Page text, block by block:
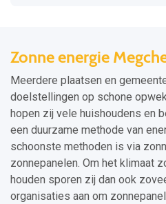
Zonne energie
Meerdere plaatsen en
doelstellingen op schone
hopen zij vele huishoudens en
een duurzame methode van
schoonste methoden is via
zonnepanelen. Om het klimaat
houden sporen zij dan ook
organisaties aan om